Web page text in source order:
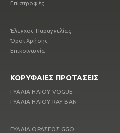
Επιστροφές
Έλεγχος Παραγγελίας
Όροι Χρήσης
Επικοινωνία
ΚΟΡΥΦΑΙΕΣ ΠΡΟΤΑΣΕΙΣ
ΓΥΑΛΙΑ ΗΛΙΟΥ VOGUE
ΓΥΑΛΙΑ ΗΛΙΟΥ RAY-ΒΑΝ
ΓΥΑΛΙΑ ΟΡΑΣΕΩΣ GGO